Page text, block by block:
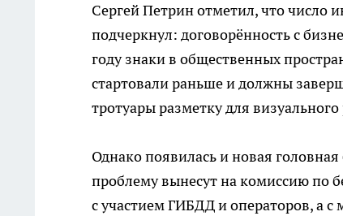
Сергей Петрин отметил, что число
подчеркнул: договорённость с
году знаки в общественных
стартовали раньше и должны
тротуары разметку для
Однако появилась и новая
проблему вынесут на комиссию по
с участием ГИБДД и операторов, а